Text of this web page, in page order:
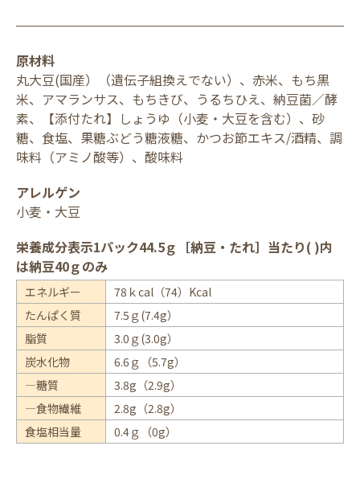
原材料
丸大豆(国産）（遺伝子組換えでない）、赤米、もち黒
米、アマランサス、もちきび、うるちひえ、納豆菌／酵
素、【添付たれ】しょうゆ（小麦・大豆を含む）、砂
糖、食塩、果糖ぶどう糖液糖、かつお節エキス/酒精、調
味料（アミノ酸等）、酸味料
アレルゲン
小麦・大豆
栄養成分表示1パック44.5ｇ［納豆・たれ］当たり( )内
は納豆40ｇのみ
エネルギー
78ｋcal（74）Kcal
たんぱく質
7.5ｇ(7.4g）
脂質
3.0ｇ(3.0g）
炭水化物
6.6ｇ（5.7g）
―糖質
3.8g（2.9g）
―食物繊維
2.8g（2.8g）
食塩相当量
0.4ｇ（0g）